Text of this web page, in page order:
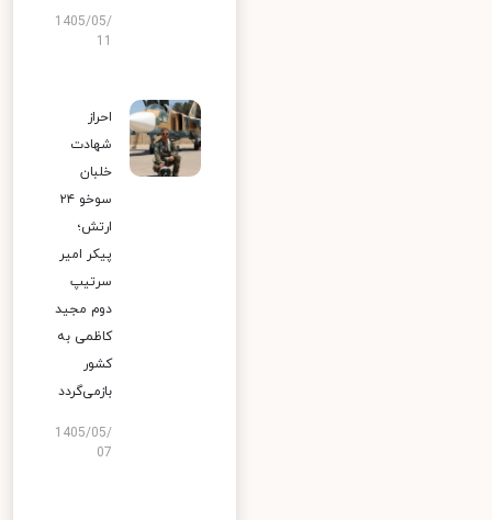
1405/05/
احراز
شهادت
خلبان
سوخو ۲۴
ارتش؛
پیکر امیر
سرتیپ
دوم مجید
کاظمی به
کشور
بازمی‌گردد
1405/05/
07